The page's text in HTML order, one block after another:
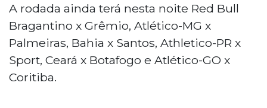
A rodada ainda terá nesta noite Red Bull
Bragantino x Grêmio, Atlético-MG x
Palmeiras, Bahia x Santos, Athletico-PR x
Sport, Ceará x Botafogo e Atlético-GO x
Coritiba.